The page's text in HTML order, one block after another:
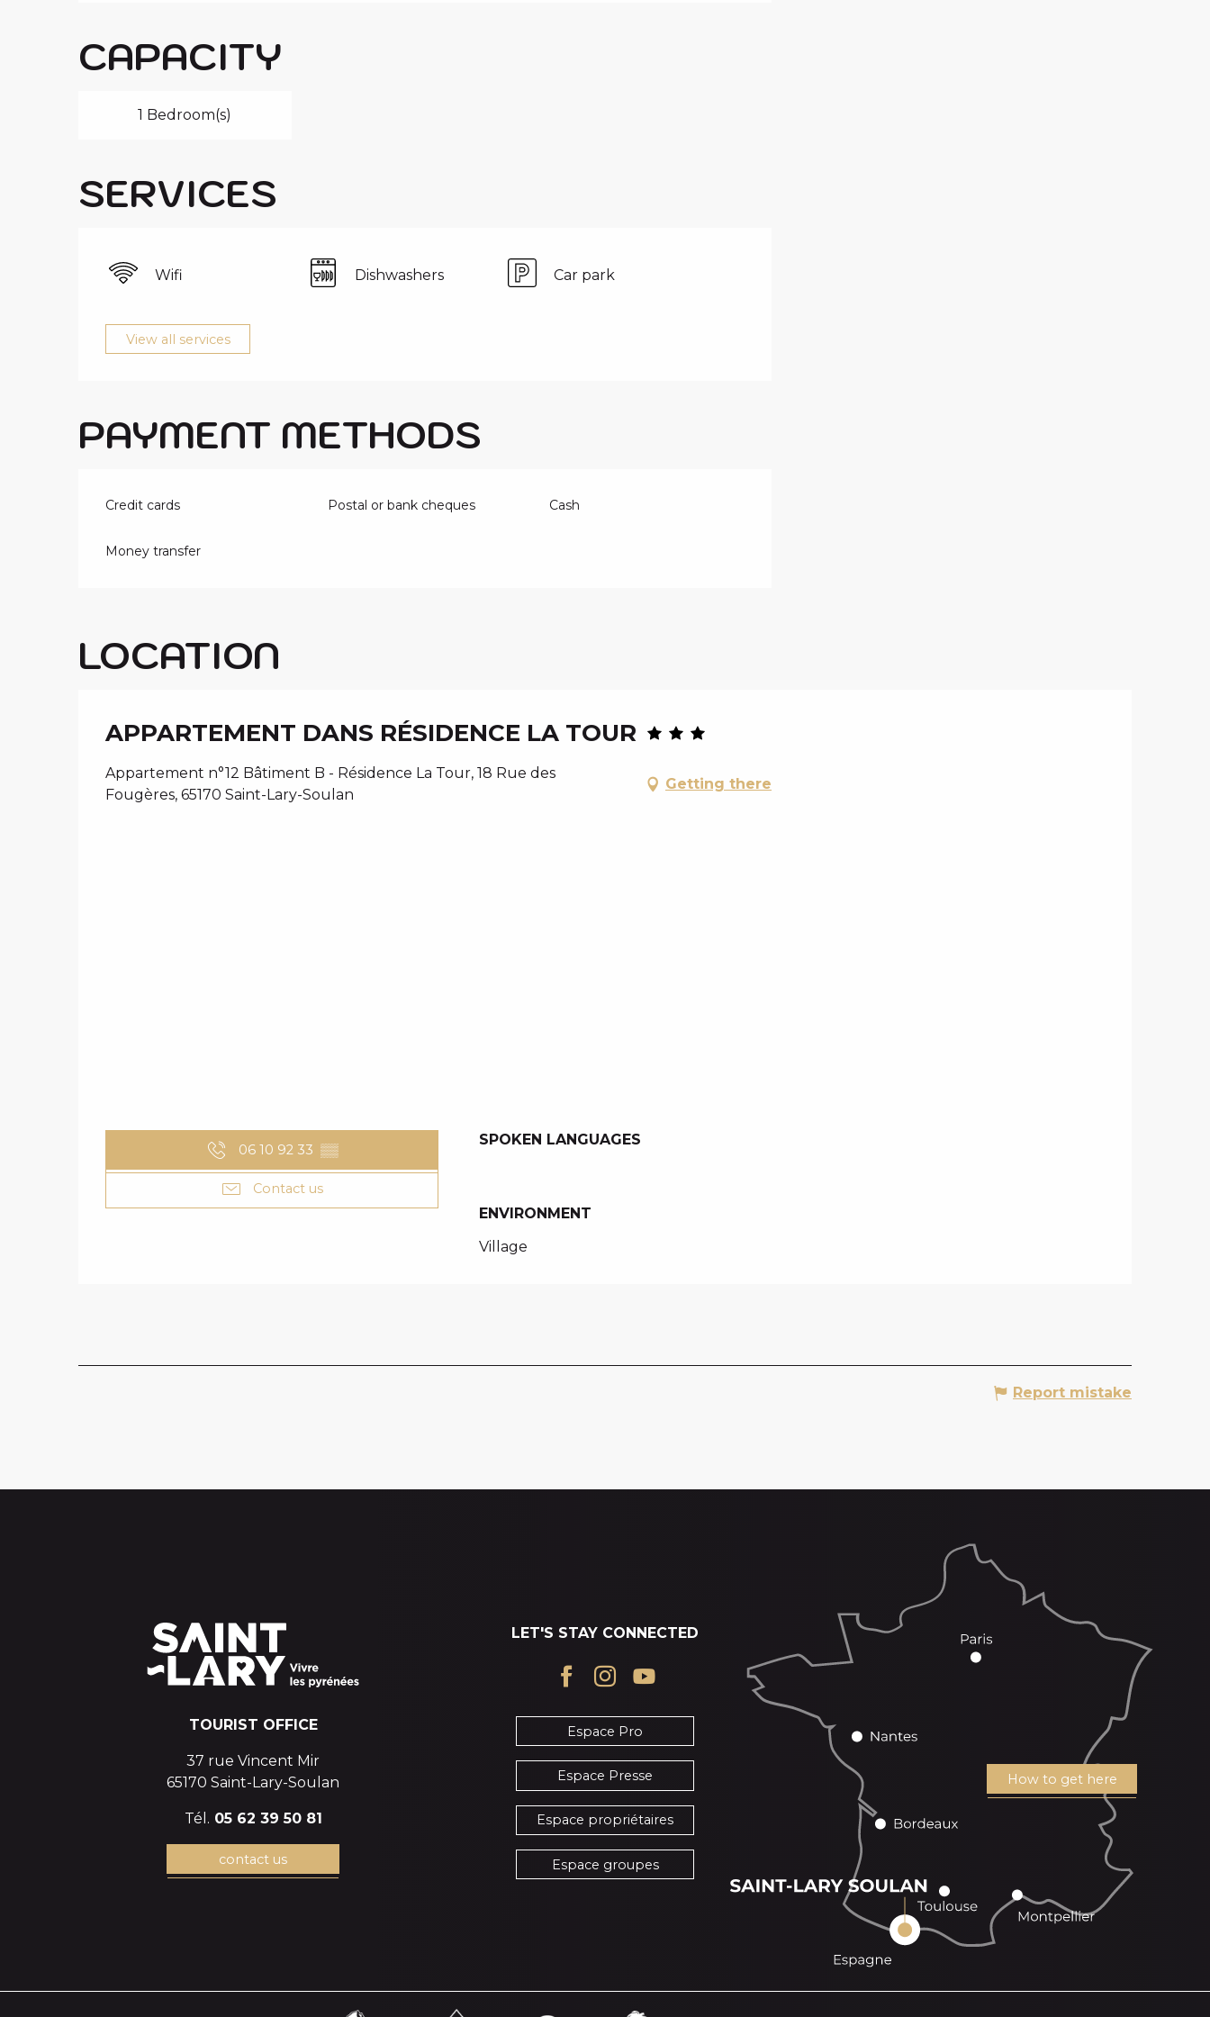
CAPACITY
1 Bedroom(s)
SERVICES
Wifi Dishwashers Car park
View all services
PAYMENT METHODS
Credit cards Postal or bank cheques Cash
Money transfer
LOCATION
APPARTEMENT DANS RÉSIDENCE LA TOUR
Appartement n°12 Bâtiment B - Résidence La Tour, 18 Rue des
Fougères, 65170 Saint-Lary-Soulan
Getting there
06 10 92 33 ▒▒
Contact us
SPOKEN LANGUAGES
SPOKEN LANGUAGES
ENVIRONMENT
ENVIRONMENT
Village
Report mistake
TOURIST OFFICE
37 rue Vincent Mir
65170 Saint-Lary-Soulan
Tél. 05 62 39 50 81
contact us
LET'S STAY CONNECTED
Espace Pro
Espace Presse
Espace propriétaires
Espace groupes
How to get here